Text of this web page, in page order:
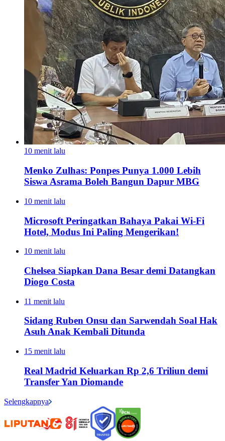
10 menit lalu
Menko Zulhas: Ponpes Punya 1.000 Lebih
Siswa Asrama Boleh Bangun Dapur MBG
10 menit lalu
Microsoft Peringatkan Bahaya Pakai Wi-Fi
Hotel, Modus Ini Paling Mengerikan!
10 menit lalu
Chelsea Siapkan Dana Besar demi Datangkan
Diogo Costa
11 menit lalu
Sidang Ruben Onsu dan Sarwendah Soal Hak
Asuh Anak Kembali Ditunda
15 menit lalu
Real Madrid Keluarkan Rp 2,6 Triliun demi
Transfer Yan Diomande
Selengkapnya